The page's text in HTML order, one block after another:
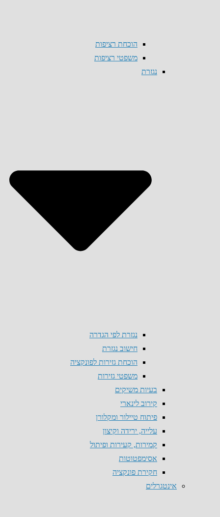
הוכחת רציפות
משפטי רציפות
נגזרת
נגזרת לפי הגדרה
חישוב נגזרת
הוכחת גזירות לפונקציה
משפטי גזירות
בעיות משיקים
קירוב לינארי
פיתוח טיילור ומקלורן
עלייה, ירידה וקיצון
קמירות, קעירות ופיתול
אסימפטוטות
חקירת פונקציה
אינטגרלים